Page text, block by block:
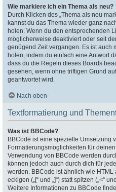
Wie markiere ich ein Thema als neu?
Durch Klicken des „Thema als neu
kannst du das Thema wieder ganz
holen. Wenn du den entsprechenden
möglicherweise deaktiviert oder seit
genügend Zeit vergangen. Es ist auch
holen, indem du einfach eine Antwort
dass du die Regeln dieses Boards
gesehen, wenn ohne triftigen Grund
geantwortet wird.
Nach oben
Textformatierung und
Was ist BBCode?
BBCode ist eine spezielle Umsetzung
Formatierungsmöglichkeiten für
Verwendung von BBCode werden
können jedoch auch durch dich für
werden. BBCode ist ähnlich wie
eckigen („[“ und „]“) statt spitzen („<“
Weitere Informationen zu BBCode